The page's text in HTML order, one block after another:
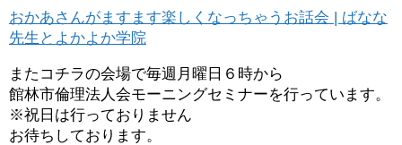
おかあさんがますます楽しくなっちゃうお話会 | ばなな
先生とよかよか学院
またコチラの会場で毎週月曜日６時から
館林市倫理法人会モーニングセミナーを行っています。
※祝日は行っておりません
お待ちしております。